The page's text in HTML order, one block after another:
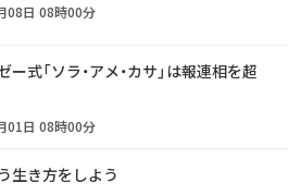
08日 08時00分
ー式「ソラ・アメ・カサ」は報連相を超
01日 08時00分
生き方をしよう